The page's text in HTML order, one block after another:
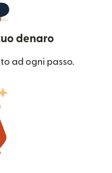
denaro
ad ogni passo.